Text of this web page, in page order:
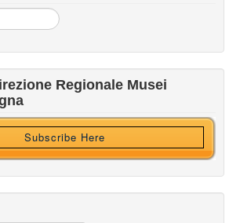
Regionale Musei
Subscribe Here
newsletter